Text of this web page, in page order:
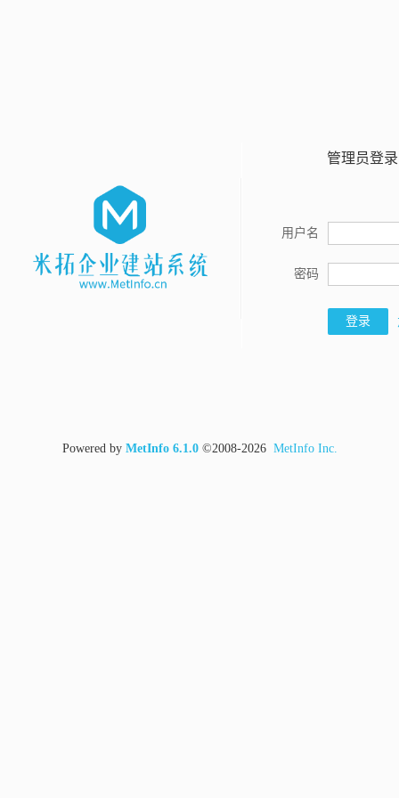
管理员登录
用户名
密码
Powered by MetInfo 6.1.0©2008-2026 MetInfo Inc.